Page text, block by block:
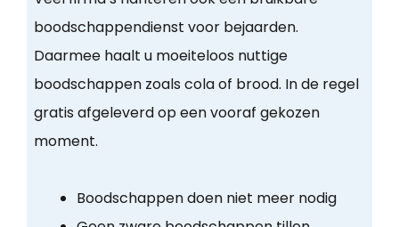
boodschappendienst voor bejaarden.
Daarmee haalt u moeiteloos nuttige
boodschappen zoals cola of brood. In de regel
gratis afgeleverd op een vooraf gekozen
moment.
Boodschappen doen niet meer nodig